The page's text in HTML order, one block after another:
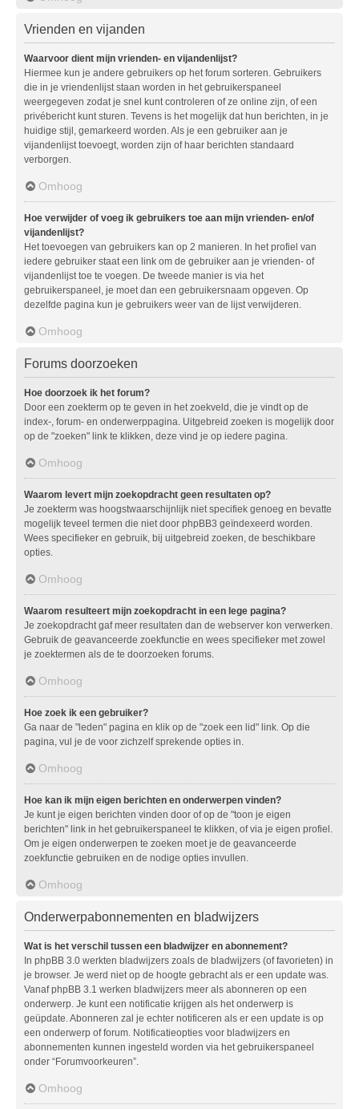
Vrienden en vijanden
Waarvoor dient mijn vrienden- en vijandenlijst?
Hiermee kun je andere gebruikers op het forum sorteren. Gebruikers
die in je vriendenlijst staan worden in het gebruikerspaneel
weergegeven zodat je snel kunt controleren of ze online zijn, of een
privébericht kunt sturen. Tevens is het mogelijk dat hun berichten, in je
huidige stijl, gemarkeerd worden. Als je een gebruiker aan je
vijandenlijst toevoegt, worden zijn of haar berichten standaard
verborgen.
Omhoog
Hoe verwijder of voeg ik gebruikers toe aan mijn vrienden- en/of
vijandenlijst?
Het toevoegen van gebruikers kan op 2 manieren. In het profiel van
iedere gebruiker staat een link om de gebruiker aan je vrienden- of
vijandenlijst toe te voegen. De tweede manier is via het
gebruikerspaneel, je moet dan een gebruikersnaam opgeven. Op
dezelfde pagina kun je gebruikers weer van de lijst verwijderen.
Omhoog
Forums doorzoeken
Hoe doorzoek ik het forum?
Door een zoekterm op te geven in het zoekveld, die je vindt op de
index-, forum- en onderwerppagina. Uitgebreid zoeken is mogelijk door
op de "zoeken" link te klikken, deze vind je op iedere pagina.
Omhoog
Waarom levert mijn zoekopdracht geen resultaten op?
Je zoekterm was hoogstwaarschijnlijk niet specifiek genoeg en bevatte
mogelijk teveel termen die niet door phpBB3 geïndexeerd worden.
Wees specifieker en gebruik, bij uitgebreid zoeken, de beschikbare
opties.
Omhoog
Waarom resulteert mijn zoekopdracht in een lege pagina?
Je zoekopdracht gaf meer resultaten dan de webserver kon verwerken.
Gebruik de geavanceerde zoekfunctie en wees specifieker met zowel
je zoektermen als de te doorzoeken forums.
Omhoog
Hoe zoek ik een gebruiker?
Ga naar de "leden" pagina en klik op de "zoek een lid" link. Op die
pagina, vul je de voor zichzelf sprekende opties in.
Omhoog
Hoe kan ik mijn eigen berichten en onderwerpen vinden?
Je kunt je eigen berichten vinden door of op de "toon je eigen
berichten" link in het gebruikerspaneel te klikken, of via je eigen profiel.
Om je eigen onderwerpen te zoeken moet je de geavanceerde
zoekfunctie gebruiken en de nodige opties invullen.
Omhoog
Onderwerpabonnementen en bladwijzers
Wat is het verschil tussen een bladwijzer en abonnement?
In phpBB 3.0 werkten bladwijzers zoals de bladwijzers (of favorieten) in
je browser. Je werd niet op de hoogte gebracht als er een update was.
Vanaf phpBB 3.1 werken bladwijzers meer als abonneren op een
onderwerp. Je kunt een notificatie krijgen als het onderwerp is
geüpdate. Abonneren zal je echter notificeren als er een update is op
een onderwerp of forum. Notificatieopties voor bladwijzers en
abonnementen kunnen ingesteld worden via het gebruikerspaneel
onder “Forumvoorkeuren”.
Omhoog